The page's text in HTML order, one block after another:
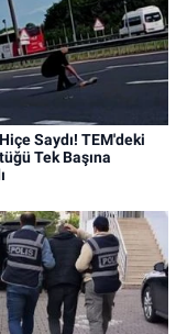
Hiçe Saydı! TEM'deki
Tek Başına